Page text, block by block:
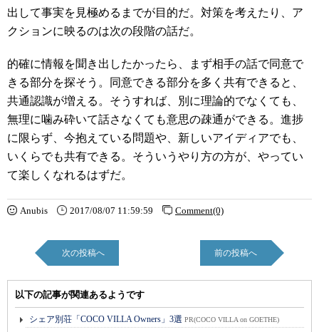
出して事実を見極めるまでが目的だ。対策を考えたり、ア
クションに映るのは次の段階の話だ。
的確に情報を聞き出したかったら、まず相手の話で同意で
きる部分を探そう。同意できる部分を多く共有できると、
共通認識が増える。そうすれば、別に理論的でなくても、
無理に噛み砕いて話さなくても意思の疎通ができる。進捗
に限らず、今抱えている問題や、新しいアイディアでも、
いくらでも共有できる。そういうやり方の方が、やってい
て楽しくなれるはずだ。
Anubis 2017/08/07 11:59:59 Comment(0)
次の投稿へ 前の投稿へ
以下の記事が関連あるようです
シェア別荘「COCO VILLA Owners」3選 PR(COCO VILLA on GOETHE)